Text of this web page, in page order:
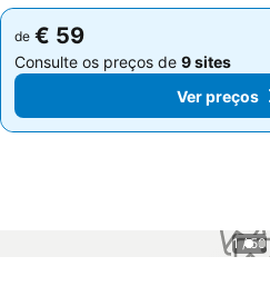
de € 59
Consulte os preços de 9 sites
Ver
de € 59
Consulte os preços de 9 sites
Ver preços
1 / 50